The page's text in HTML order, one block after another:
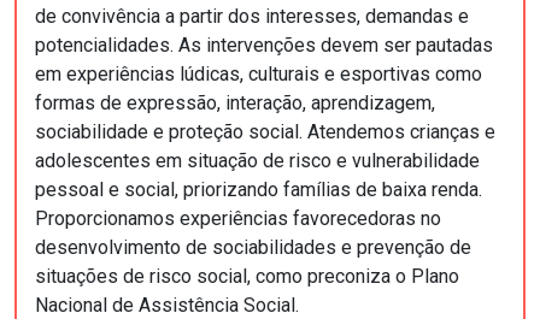
de convivência a partir dos interesses, demandas e
potencialidades. As intervenções devem ser pautadas
em experiências lúdicas, culturais e esportivas como
formas de expressão, interação, aprendizagem,
sociabilidade e proteção social. Atendemos crianças e
adolescentes em situação de risco e vulnerabilidade
pessoal e social, priorizando famílias de baixa renda.
Proporcionamos experiências favorecedoras no
desenvolvimento de sociabilidades e prevenção de
situações de risco social, como preconiza o Plano
Nacional de Assistência Social.